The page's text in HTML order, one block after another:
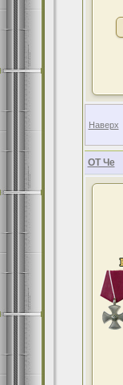
Наверх
ОТ Че